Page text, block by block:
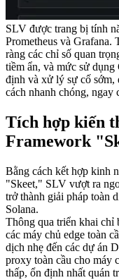
SLV được trang bị tính
Prometheus và Grafana.
ràng các chỉ số quan
tiềm ẩn, và mức sử
định và xử lý sự cố sớm,
cách nhanh chóng, ngay
Tích hợp kiến
Framework
Bằng cách kết hợp kinh
"Skeet," SLV vượt ra
trở thành giải pháp toàn
Solana.
Thông qua triển khai chỉ
các máy chủ edge toàn
dịch nhẹ đến các dự án
proxy toàn cầu cho máy
thấp, ổn định nhất quán